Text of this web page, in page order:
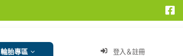
輪胎專區 登入＆註冊